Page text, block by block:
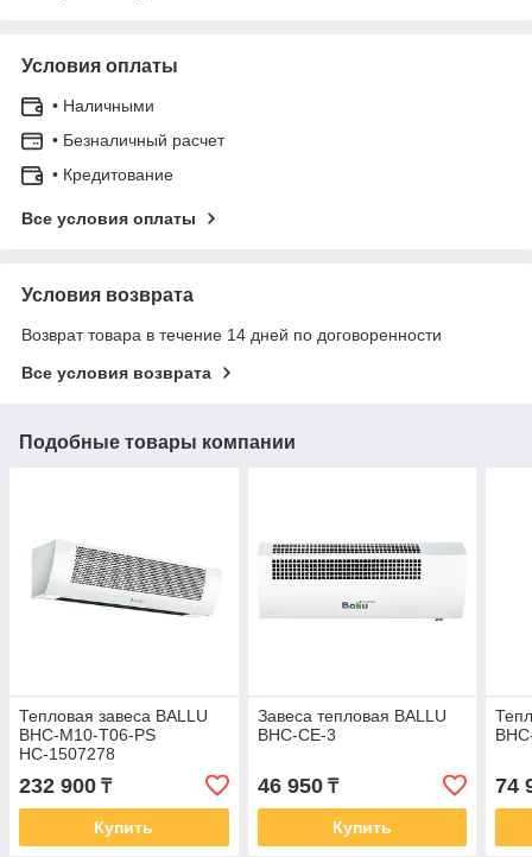
Условия оплаты
• Наличными
• Безналичный расчет
• Кредитование
Все условия оплаты
Условия возврата
Возврат товара в течение 14 дней по договоренности
Все условия возврата
Подобные товары компании
Тепловая завеса BALLU
BHC-M10-T06-PS
НС-1507278
232 900 ₸
Купить
Завеса тепловая BALLU
BHC-CE-3
46 950₸
Купить
74